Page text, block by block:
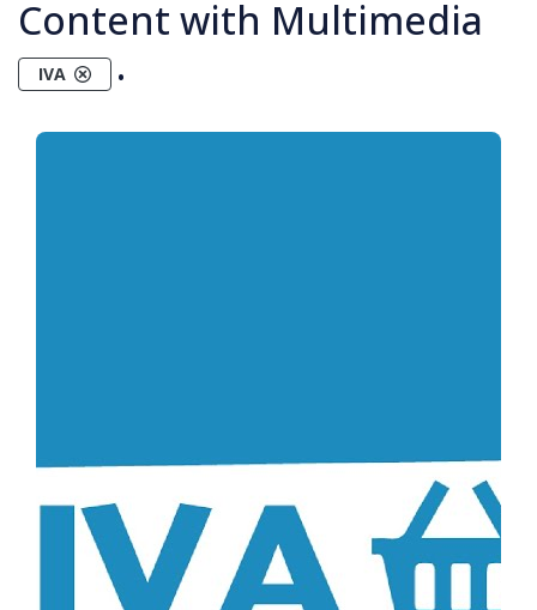
Content with Multimedia
IVA .